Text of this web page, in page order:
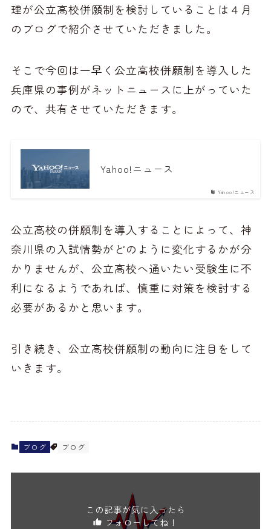
理が公立高校併願制を検討していることは４月
のブログで紹介させていただきました。
そこで今回は一早く公立高校併願制を導入した
兵庫県の事例がネットニュースに上がっていた
ので、共有させていただきます。
Yahoo!ニュース
Yahoo!ニュース
公立高校の併願制を導入することによって、神
奈川県の入試情勢がどのように変化するかが分
かりませんが、公立高校へ通いたい受験生に不
利になるようであれば、慎重に対策を検討する
必要があるかと思います。
引き続き、公立高校併願制の動向に注目をして
いきます。
ブログ ブログ
この記事が気に入ったら
フォローしてね！